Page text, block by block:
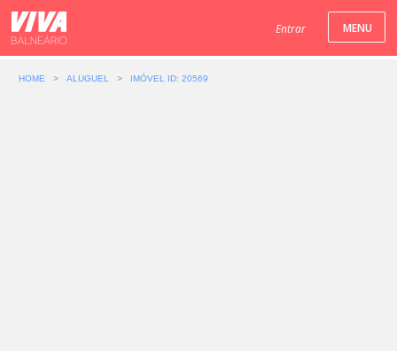
Entrar
HOME > ALUGUEL > IMÓVEL ID: 20569